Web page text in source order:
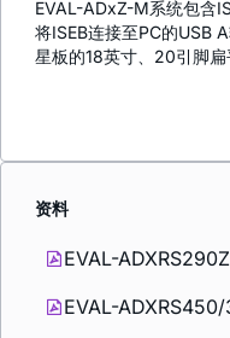
EVAL-ADxZ-M系统包含
将ISEB连接至PC的USB
星板的18英寸、20引脚扁
资料
EVAL-
EVAL-